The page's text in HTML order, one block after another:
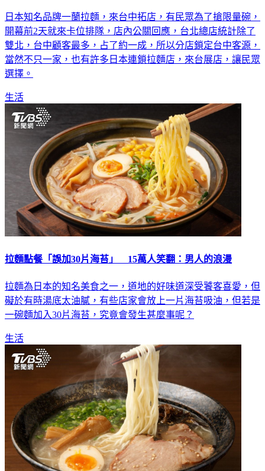
日本知名品牌一蘭拉麵，來台中拓店，有民眾為了搶限量碗，
開幕前2天就來卡位排隊，店內公關回應，台北總店統計除了
雙北，台中顧客最多，占了約一成，所以分店鎖定台中客源，
當然不只一家，也有許多日本連鎖拉麵店，來台展店，讓民眾
選擇。
生活
拉麵點餐「誤加30片海苔」 15萬人笑翻：男人的浪漫
拉麵為日本的知名美食之一，道地的好味道深受饕客喜愛，但
礙於有時湯底太油膩，有些店家會放上一片海苔吸油，但若是
一碗麵加入30片海苔，究竟會發生甚麼事呢？
生活